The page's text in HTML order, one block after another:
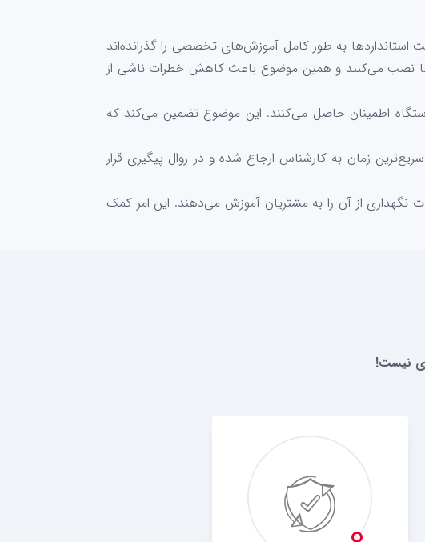
به طور کامل آموزش‌های تخصصی را گذرانده‌اند
نصب می‌کنند و همین موضوع باعث کاهش خطرات ناشی از
اطمینان حاصل می‌کنند. این موضوع تضمین می‌کند که
زمان به کارشناس ارجاع شده و در روال پیگیری قرار
از آن را به مشتریان آموزش می‌دهند. این امر کمک
نیست!